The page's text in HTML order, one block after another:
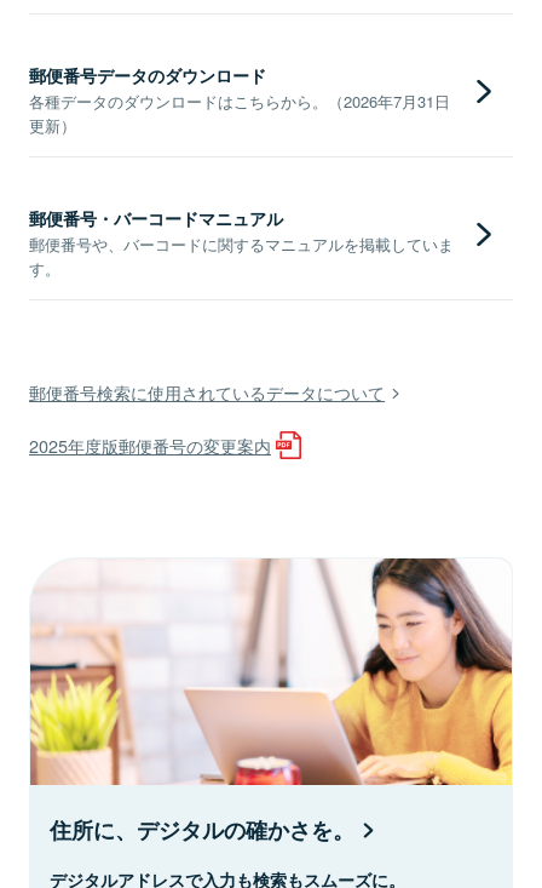
郵便番号データのダウンロード
各種データのダウンロードはこちらから。（2026年7月31日
更新）
郵便番号・バーコードマニュアル
郵便番号や、バーコードに関するマニュアルを掲載していま
す。
郵便番号検索に使用されているデータについて
2025年度版郵便番号の変更案内
住所に、デジタルの確かさを。
デジタルアドレスで入力も検索もスムーズに。